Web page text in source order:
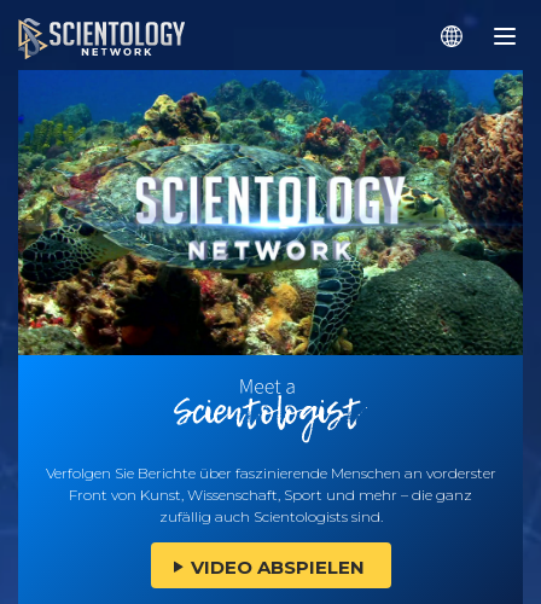
Verfolgen Sie Berichte über faszinierende Menschen an vorderster
Front von Kunst, Wissenschaft, Sport und mehr – die ganz
zufällig auch Scientologists sind.
VIDEO ABSPIELEN